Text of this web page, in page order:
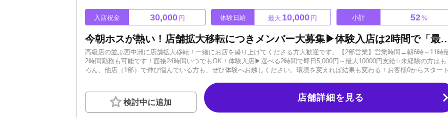
入店祝金 30,000 円 体験日給 最大 10,000 円 小計 52%
今朝ホスが熱い！店舗拡大移転につきメンバー大募集▶体験
高級店の並ぶ西中洲に店舗拡大移転！一緒にお店を盛り上げてくださる方大歓迎です。【2部営業】営業時間→朝6時～11時
2時間勤務も可能です！面接24時間いつでもOK！体験入店▶選べる2時間で即日5,000円～最大10000円支給✨未経験の方はも
ろん、他店（1部）で伸び悩んでいる方も、ぜひ体験へお越しください。環境を変えれば結果も変わる！お客様0からスター
す！GGgroupだからこそできる高バック・好待遇で、あなたのホスト人生をサポートします！ぜひ「CLUB GG-2nd-」へご応
募・お問合せください。
検討中に追加 店舗詳細を見る